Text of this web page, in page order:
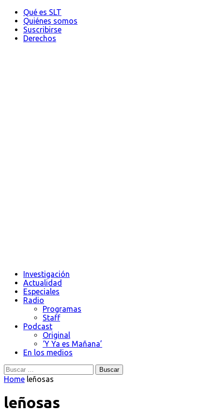
Qué es SLT
Quiénes somos
Suscribirse
Derechos
Investigación
Actualidad
Especiales
Radio
Programas
Staff
Podcast
Original
‘Y Ya es Mañana’
En los medios
Buscar:
Home leñosas
leñosas